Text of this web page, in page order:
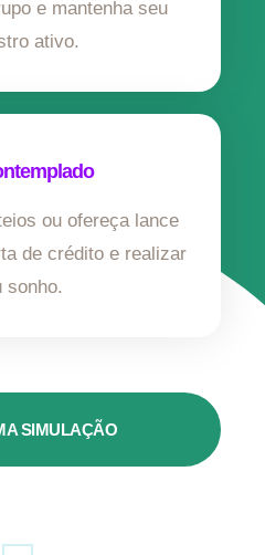
e mantenha seu
ativo.
ou ofereça lance
de crédito e realizar
sonho.
SIMULAÇÃO